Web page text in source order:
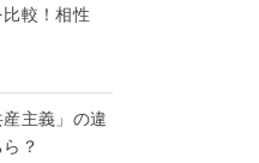
較！相性
産主義」の違
？